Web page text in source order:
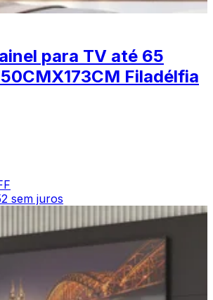
para TV até 65
Filadélfia
sem juros